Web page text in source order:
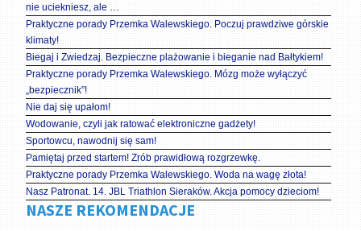
nie uciekniesz, ale …
Praktyczne porady Przemka Walewskiego. Poczuj prawdziwe górskie
klimaty!
Biegaj i Zwiedzaj. Bezpieczne plażowanie i bieganie nad Bałtykiem!
Praktyczne porady Przemka Walewskiego. Mózg może wyłączyć
„bezpiecznik”!
Nie daj się upałom!
Wodowanie, czyli jak ratować elektroniczne gadżety!
Sportowcu, nawodnij się sam!
Pamiętaj przed startem! Zrób prawidłową rozgrzewkę.
Praktyczne porady Przemka Walewskiego. Woda na wagę złota!
Nasz Patronat. 14. JBL Triathlon Sieraków. Akcja pomocy dzieciom!
NASZE REKOMENDACJE